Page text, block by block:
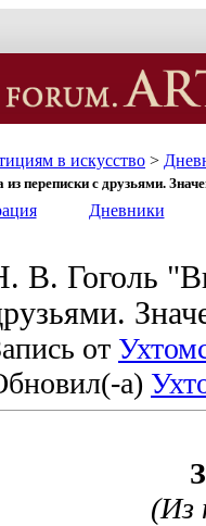
в искусство >
переписки с друзьями.
Дневники
В. Гоголь
от
а)
(Из